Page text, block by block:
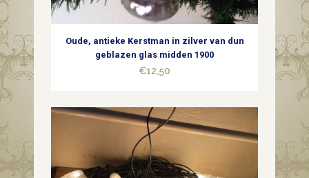
Oude, antieke Kerstman in zilver van dun
geblazen glas midden 1900
€12,50